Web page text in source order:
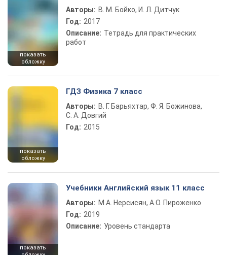
показать
обложку
Авторы: В. М. Бойко, И. Л. Дитчук
Год: 2017
Описание: Тетрадь для практических
работ
показать
обложку
ГДЗ Физика 7 класс
Авторы: В. Г. Барьяхтар, Ф. Я. Божинова,
С. А. Довгий
Год: 2015
показать
Учебники Английский язык 11 класс
Авторы: М.А. Нерсисян, А.О. Пироженко
Год: 2019
Описание: Уровень стандарта